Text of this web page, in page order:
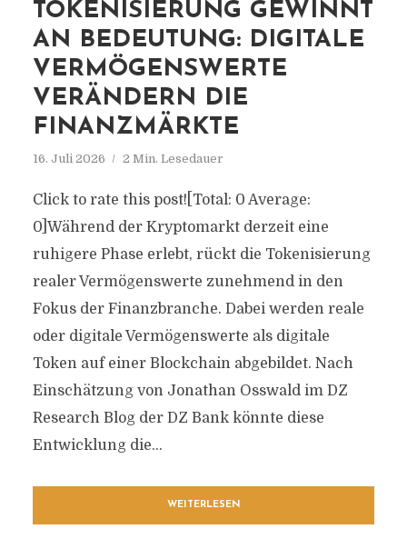
TOKENISIERUNG GEWINNT
AN BEDEUTUNG: DIGITALE
VERMÖGENSWERTE
VERÄNDERN DIE
FINANZMÄRKTE
16. Juli 2026 2 Min. Lesedauer
Click to rate this post![Total: 0 Average:
0]Während der Kryptomarkt derzeit eine
ruhigere Phase erlebt, rückt die Tokenisierung
realer Vermögenswerte zunehmend in den
Fokus der Finanzbranche. Dabei werden reale
oder digitale Vermögenswerte als digitale
Token auf einer Blockchain abgebildet. Nach
Einschätzung von Jonathan Osswald im DZ
Research Blog der DZ Bank könnte diese
Entwicklung die...
WEITERLESEN